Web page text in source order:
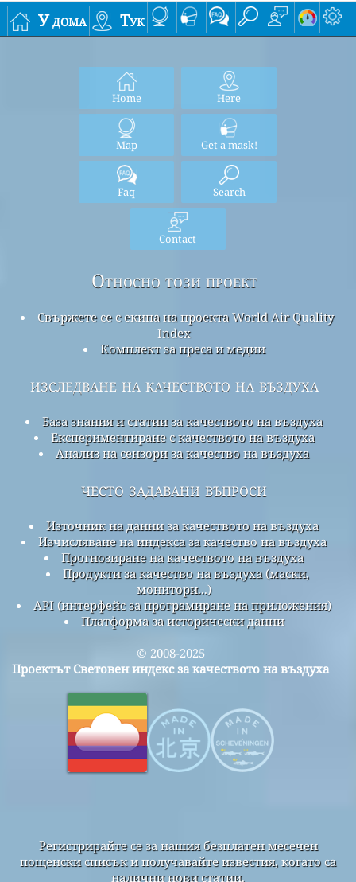
У дома Тук
Home Here
Map Get a mask!
Faq Search
Contact
Относно този проект
Свържете се с екипа на проекта World Air Quality
Index
Комплект за преса и медии
изследване на качеството на въздуха
База знания и статии за качеството на въздуха
Експериментиране с качеството на въздуха
Анализ на сензори за качество на въздуха
често задавани въпроси
Източник на данни за качеството на въздуха
Изчисляване на индекса за качество на въздуха
Прогнозиране на качеството на въздуха
Продукти за качество на въздуха (маски,
монитори...)
API (интерфейс за програмиране на приложения)
Платформа за исторически данни
© 2008-2025
Проектът Световен индекс за качеството на въздуха
Регистрирайте се за нашия безплатен месечен
пощенски списък и получавайте известия, когато са
налични нови статии.